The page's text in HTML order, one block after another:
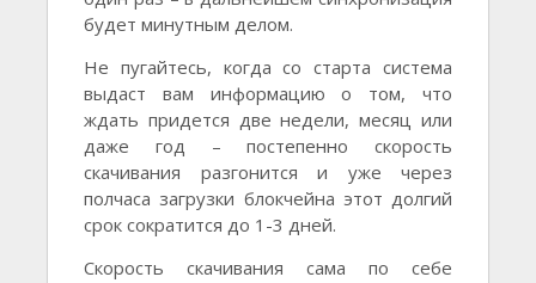
будет минутным делом.
Не пугайтесь, когда со старта система
выдаст вам информацию о том, что
ждать придется две недели, месяц или
даже год – постепенно скорость
скачивания разгонится и уже через
полчаса загрузки блокчейна этот долгий
срок сократится до 1-3 дней.
Скорость скачивания сама по себе